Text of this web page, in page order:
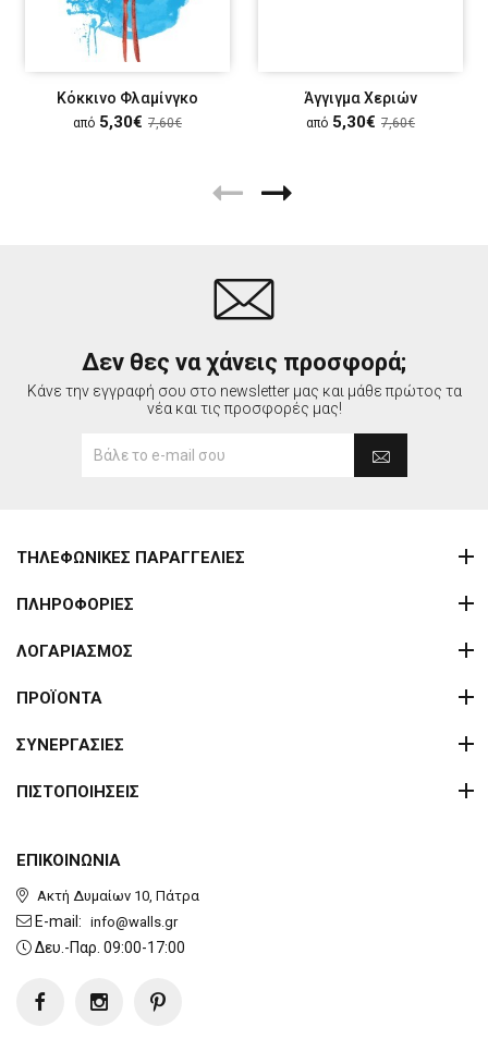
Κόκκινο Φλαμίνγκο
από 5,30€ 7,60€
Άγγιγμα Χεριών
από 5,30€ 7,60€
Δεν θες να χάνεις προσφορά;
Κάνε την εγγραφή σου στο newsletter μας και μάθε πρώτος τα
νέα και τις προσφορές μας!
ΕΠΙΚΟΙΝΩΝΙΑ
Ακτή Δυμαίων 10, Πάτρα
E-mail: info@walls.gr
Δευ.-Παρ. 09:00-17:00
ΤΗΛΕΦΩΝΙΚΕΣ ΠΑΡΑΓΓΕΛΙΕΣ
ΠΛΗΡΟΦΟΡΙΕΣ
ΛΟΓΑΡΙΑΣΜΟΣ
ΠΡΟΪΟΝΤΑ
ΣΥΝΕΡΓΑΣΙΕΣ
ΠΙΣΤΟΠΟΙΗΣΕΙΣ